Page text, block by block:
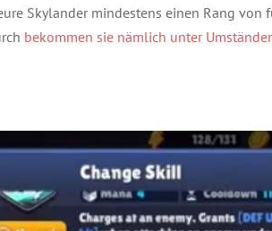
Skylander mindestens einen Rang von
bekommen sie nämlich unter